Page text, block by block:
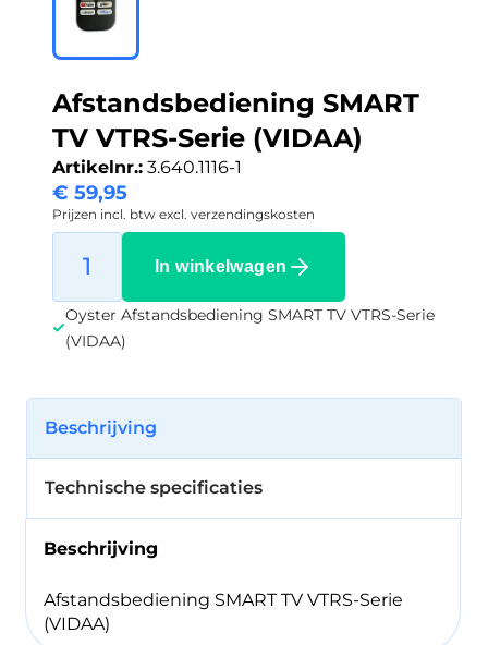
Afstandsbediening SMART
TV VTRS-Serie (VIDAA)
Artikelnr.: 3.640.1116-1
€ 59,95
Prijzen incl. btw excl. verzendingskosten
In winkelwagen
Oyster Afstandsbediening SMART TV VTRS-Serie
(VIDAA)
Beschrijving
Technische specificaties
Beschrijving
Afstandsbediening SMART TV VTRS-Serie
(VIDAA)